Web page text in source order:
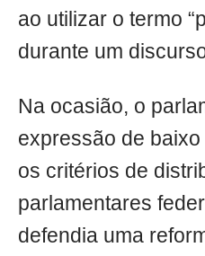
ao utilizar o termo
durante um
Na ocasião, o
expressão de
os critérios de
parlamentares
defendia uma